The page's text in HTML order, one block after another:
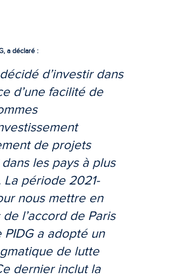
a déclaré :
d’investir dans
d’une facilité de
de projets
les pays à plus
période 2021-
nous mettre en
l’accord de Paris
a adopté un
de lutte
dernier inclut la